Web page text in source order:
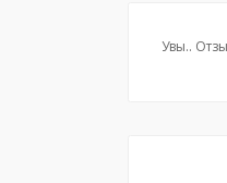
Увы..